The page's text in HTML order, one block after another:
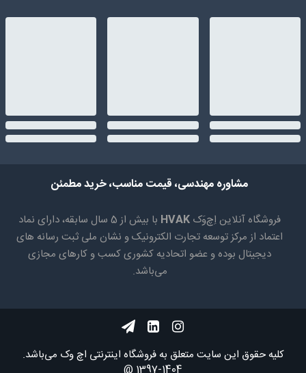
مشاوره مهندسی، قیمت مناسب، خرید مطمئن
فروشگاه آنلاین اِچ‌وَک HVAK
با بیش از 5 سال سابقه، دارای نماد
اعتماد از مرکز توسعه تجارت الکترونیک و نشان ملی ثبت رسانه های
دیجیتال بوده و عضو اتحادیه کشوری کسب و کارهای مجازی
می‌باشد.
کلیه حقوق اين سايت متعلق به فروشگاه اینترنتی اچ وک می‌باشد.